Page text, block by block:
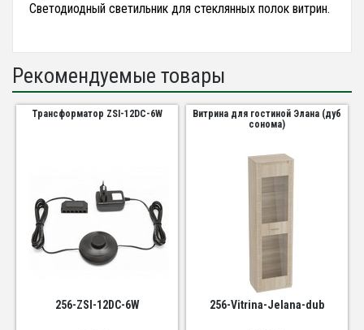
Светодиодный светильник для стеклянных полок витрин.
Рекомендуемые товары
Трансформатор ZSI-12DC-6W
256-ZSI-12DC-6W
Витрина для гостиной Элана (дуб
сонома)
256-Vitrina-Jelana-dub